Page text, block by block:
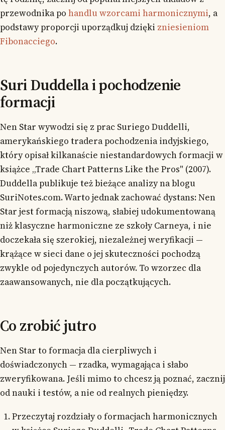
przewodnika po handlu wzorcami harmonicznymi, a
podstawy proporcji uporządkuj dzięki zniesieniom
Fibonacciego.
Suri Duddella i pochodzenie
formacji
Nen Star wywodzi się z prac Suriego Duddelli,
amerykańskiego tradera pochodzenia indyjskiego,
który opisał kilkanaście niestandardowych formacji w
książce „Trade Chart Patterns Like the Pros" (2007).
Duddella publikuje też bieżące analizy na blogu
SuriNotes.com. Warto jednak zachować dystans: Nen
Star jest formacją niszową, słabiej udokumentowaną
niż klasyczne harmoniczne ze szkoły Carneya, i nie
doczekała się szerokiej, niezależnej weryfikacji —
krążące w sieci dane o jej skuteczności pochodzą
zwykle od pojedynczych autorów. To wzorzec dla
zaawansowanych, nie dla początkujących.
Co zrobić jutro
Nen Star to formacja dla cierpliwych i
doświadczonych — rzadka, wymagająca i słabo
zweryfikowana. Jeśli mimo to chcesz ją poznać, zacznij
od nauki i testów, a nie od realnych pieniędzy.
Przeczytaj rozdziały o formacjach harmonicznych